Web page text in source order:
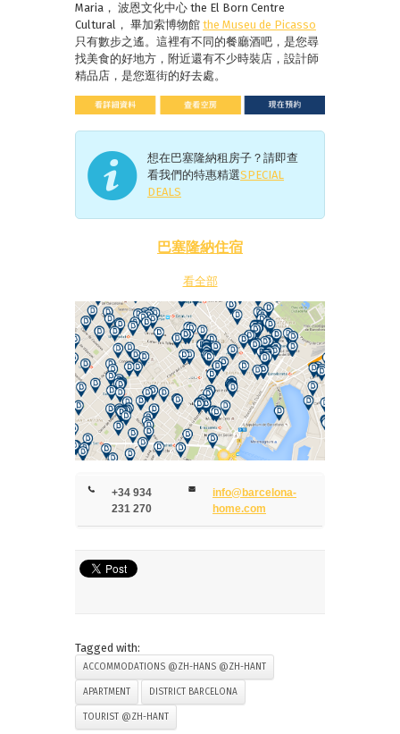
Maria， 波恩文化中心 the El Born Centre
Cultural， 畢加索博物館 the Museu de Picasso
只有數步之遙。這裡有不同的餐廳酒吧，是您尋
找美食的好地方，附近還有不少時裝店，設計師
精品店，是您逛街的好去處。
想在巴塞隆納租房子？請即查
看我們的特惠精選SPECIAL
DEALS
巴塞隆納住宿
看全部
+34 934
231 270
info@barcelona-
home.com
Tagged with:
ACCOMMODATIONS @ZH-HANS @ZH-HANT
APARTMENT DISTRICT BARCELONA
TOURIST @ZH-HANT